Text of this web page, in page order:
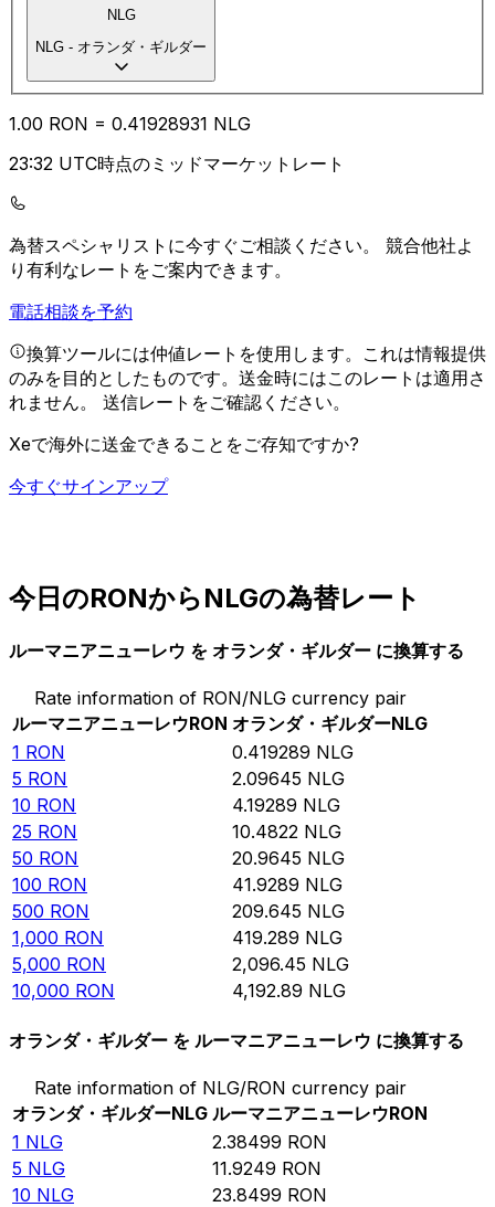
NLG
NLG - オランダ・ギルダー
1.00 RON = 0.41928931 NLG
23:32 UTC時点のミッドマーケットレート
為替スペシャリストに今すぐご相談ください。 競合他社よ
り有利なレートをご案内できます。
電話相談を予約
換算ツールには仲値レートを使用します。これは情報提供
のみを目的としたものです。送金時にはこのレートは適用さ
れません。 送信レートをご確認ください。
Xeで海外に送金できることをご存知ですか?
今すぐサインアップ
今日のRONからNLGの為替レート
ルーマニアニューレウ を オランダ・ギルダー に換算する
Rate information of RON/NLG currency pair
ルーマニアニューレウRON オランダ・ギルダーNLG
1 RON 0.419289 NLG
5 RON 2.09645 NLG
10 RON 4.19289 NLG
25 RON 10.4822 NLG
50 RON 20.9645 NLG
100 RON 41.9289 NLG
500 RON 209.645 NLG
1,000 RON 419.289 NLG
5,000 RON 2,096.45 NLG
10,000 RON 4,192.89 NLG
オランダ・ギルダー を ルーマニアニューレウ に換算する
Rate information of NLG/RON currency pair
オランダ・ギルダーNLG ルーマニアニューレウRON
1 NLG 2.38499 RON
5 NLG 11.9249 RON
10 NLG 23.8499 RON